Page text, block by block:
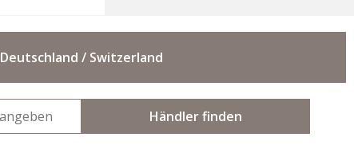
Deutschland / Switzerland
Händler finden